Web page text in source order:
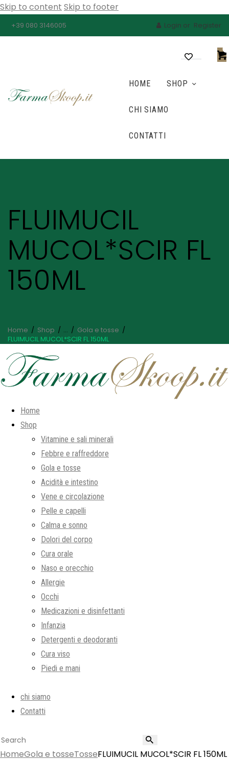
Skip to content Skip to footer
+39 080 3146005 Login or Register
HOME SHOP
CHI SIAMO
CONTATTI
FLUIMUCIL
MUCOL*SCIR FL
150ML
Home Shop ...
Gola e tosse
FLUIMUCIL MUCOL*SCIR FL 150ML
Home
Shop
Vitamine e sali minerali
Febbre e raffreddore
Gola e tosse
Acidità e intestino
Vene e circolazione
Pelle e capelli
Calma e sonno
Dolori del corpo
Cura orale
Naso e orecchio
Allergie
Occhi
Medicazioni e disinfettanti
Infanzia
Detergenti e deodoranti
Cura viso
Piedi e mani
chi siamo
Contatti
HomeGola e tosseTosseFLUIMUCIL MUCOL*SCIR FL 150ML